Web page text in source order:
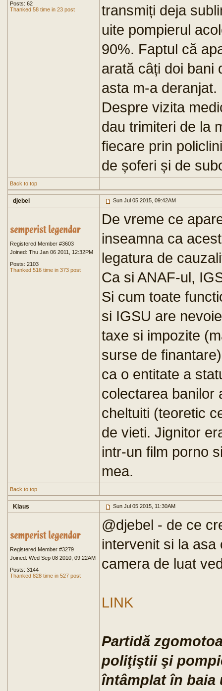
Posts: 62
Thanked 58 time in 23 post
transmiți deja
uite pompierul
90%. Faptul că
arată câți doi bani
asta m-a deranjat.
Despre vizita
dau trimiteri de la
fiecare prin
de șoferi și de
Back to top
djebel Sun Jul 05 2015, 09:42AM
Registered Member #3603
Joined: Thu Jan 06 2011, 12:32PM
Posts: 2103
Thanked 516 time in 373 post
De vreme ce
inseamna ca
legatura de
Ca si ANAF-ul,
Si cum toate
si IGSU are
taxe si impozite
surse de
ca o entitate a
colectarea banilor
cheltuiti (teoretic
de vieti. Jignitor
intr-un film porno
mea.
Back to top
Klaus Sun Jul 05 2015, 11:30AM
Registered Member #3279
Joined: Wed Sep 08 2010, 09:22AM
Posts: 3144
Thanked 828 time in 527 post
@djebel - de ce
intervenit si la
camera de luat
LINK
Partidă
poliţiştii şi
întâmplat în baia